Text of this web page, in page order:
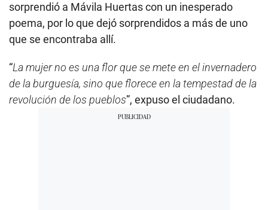
sorprendió a Mávila Huertas con un inesperado
poema, por lo que dejó sorprendidos a más de uno
que se encontraba allí.
“La mujer no es una flor que se mete en el invernadero
de la burguesía, sino que florece en la tempestad de la
revolución de los pueblos”, expuso el ciudadano.